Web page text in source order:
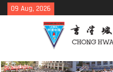
Skip
to
09 Aug, 2026